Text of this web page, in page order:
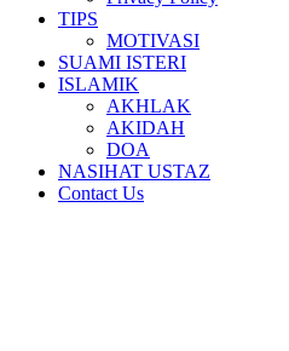
TIPS
MOTIVASI
SUAMI ISTERI
ISLAMIK
AKHLAK
AKIDAH
DOA
NASIHAT USTAZ
Contact Us